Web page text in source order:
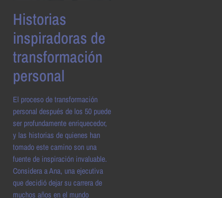
Historias
inspiradoras de
transformación
personal
El proceso de transformación
personal después de los 50 puede
ser profundamente enriquecedor,
y las historias de quienes han
tomado este camino son una
fuente de inspiración invaluable.
Considera a Ana, una ejecutiva
que decidió dejar su carrera de
muchos años en el mundo